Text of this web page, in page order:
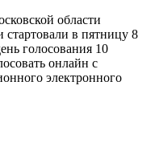
области
в пятницу 8
голосования 10
онлайн с
электронного